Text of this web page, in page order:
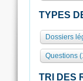
TYPES
Dossiers
Questions
TRI DES